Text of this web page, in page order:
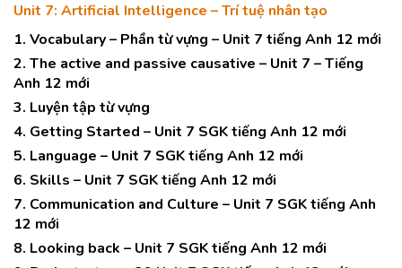
Unit 7: Artificial Intelligence – Trí tuệ nhân tạo
1. Vocabulary – Phần từ vựng – Unit 7 tiếng Anh 12 mới
2. The active and passive causative – Unit 7 – Tiếng
Anh 12 mới
3. Luyện tập từ vựng
4. Getting Started – Unit 7 SGK tiếng Anh 12 mới
5. Language – Unit 7 SGK tiếng Anh 12 mới
6. Skills – Unit 7 SGK tiếng Anh 12 mới
7. Communication and Culture – Unit 7 SGK tiếng Anh
12 mới
8. Looking back – Unit 7 SGK tiếng Anh 12 mới